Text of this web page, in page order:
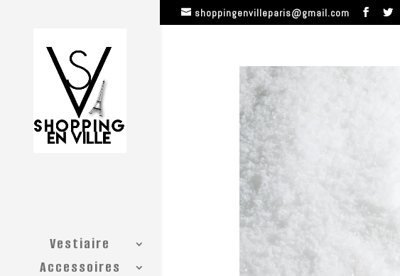
shoppingenvilleparis@gmail.com
Vestiaire
Accessoires